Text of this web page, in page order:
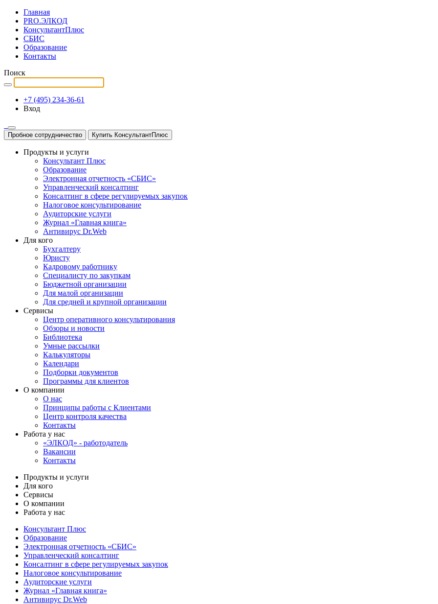
Главная
PRO.ЭЛКОД
КонсультантПлюс
СБИС
Образование
Контакты
Поиск
+7 (495) 234-36-61
Вход
Пробное сотрудничество Купить КонсультантПлюс
Продукты и услуги
Консультант Плюс
Образование
Электронная отчетность «СБИС»
Управленческий консалтинг
Консалтинг в сфере регулируемых закупок
Налоговое консультирование
Аудиторские услуги
Журнал «Главная книга»
Антивирус Dr.Web
Для кого
Бухгалтеру
Юристу
Кадровому работнику
Специалисту по закупкам
Бюджетной организации
Для малой организации
Для средней и крупной организации
Сервисы
Центр оперативного консультирования
Обзоры и новости
Библиотека
Умные рассылки
Калькуляторы
Календари
Подборки документов
Программы для клиентов
О компании
О нас
Принципы работы с Клиентами
Центр контроля качества
Контакты
Работа у нас
«ЭЛКОД» - работодатель
Вакансии
Контакты
Продукты и услуги
Для кого
Сервисы
О компании
Работа у нас
Консультант Плюс
Образование
Электронная отчетность «СБИС»
Управленческий консалтинг
Консалтинг в сфере регулируемых закупок
Налоговое консультирование
Аудиторские услуги
Журнал «Главная книга»
Антивирус Dr.Web